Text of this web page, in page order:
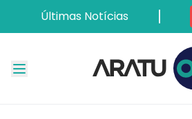
Últimas Notícias